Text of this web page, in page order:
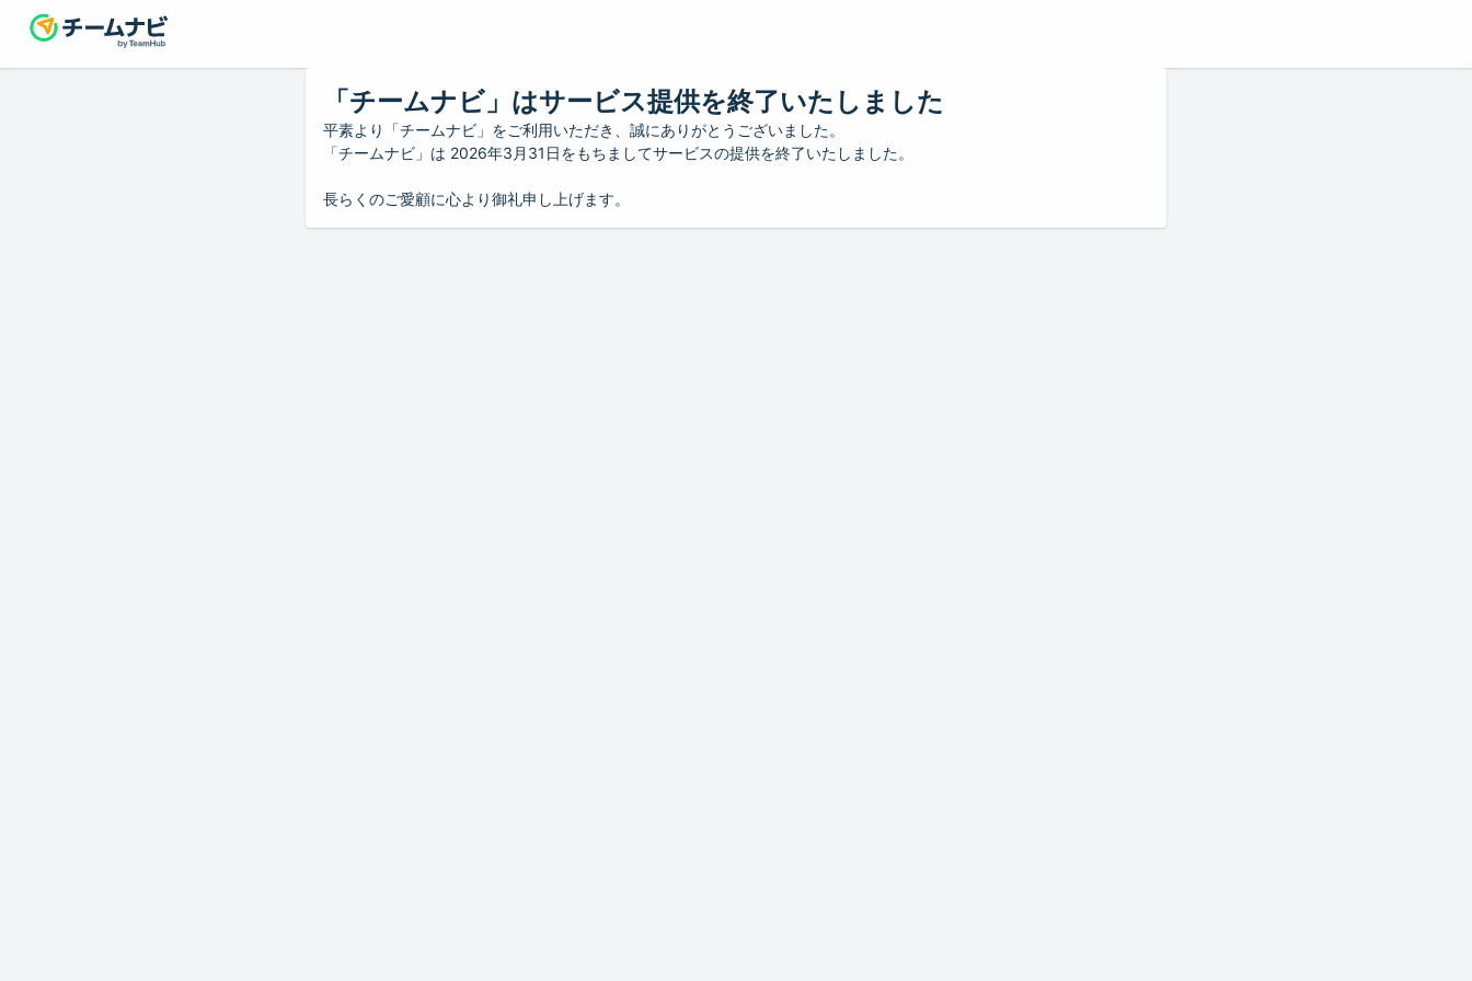
「チームナビ」はサービス提供を終了いたしました
平素より「チームナビ」をご利用いただき、誠にありがとうございました。
「チームナビ」は 2026年3月31日をもちましてサービスの提供を終了いたしました。
長らくのご愛顧に心より御礼申し上げます。